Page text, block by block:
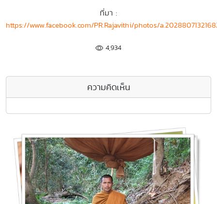
ที่มา :
https://www.facebook.com/PR.Rajavithi/photos/
4,934
ความคิดเห็น